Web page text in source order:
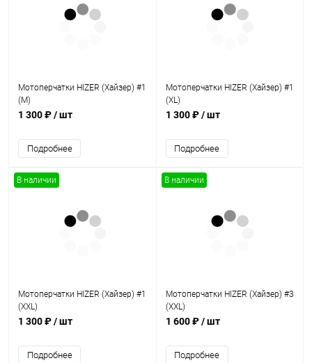
Мотоперчатки HIZER (Хайзер) #1
(M)
1 300 ₽/ шт
Подробнее
Мотоперчатки HIZER (Хайзер) #1
(XL)
1 300 ₽/ шт
Подробнее
В наличии
Мотоперчатки HIZER (Хайзер) #1
(XXL)
1 300 ₽/ шт
Подробнее
В наличии
Мотоперчатки HIZER (Хайзер) #3
(XXL)
1 600 ₽/ шт
Подробнее